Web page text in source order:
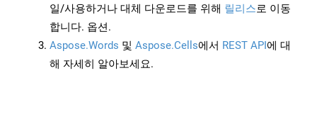
일/사용하거나 대체 다운로드를 위해 릴리스로 이동
합니다. 옵션.
Aspose.Words 및 Aspose.Cells에서 REST API에 대
해 자세히 알아보세요.